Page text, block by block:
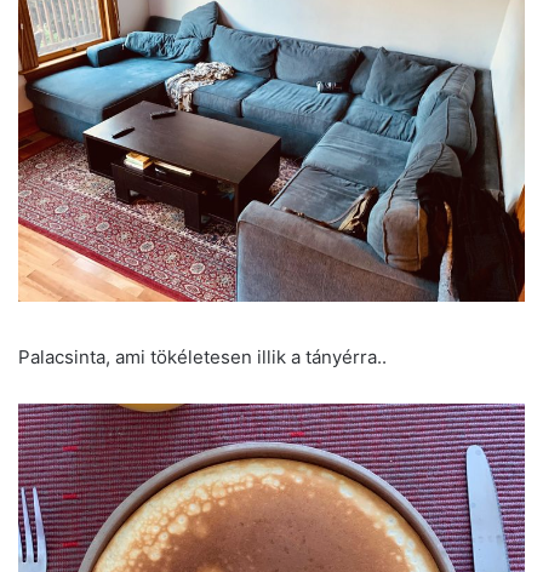
Palacsinta, ami tökéletesen illik a tányérra..